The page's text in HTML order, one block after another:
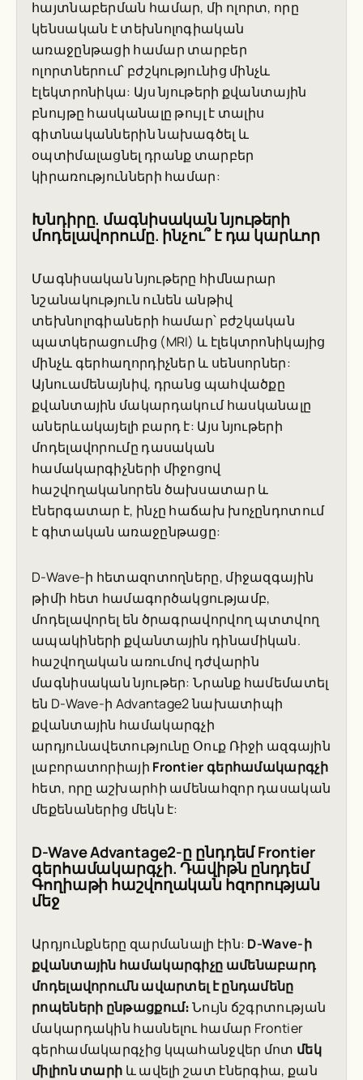
հայտնաբերման համար, մի ոլորտ, որը
կենսական է տեխնոլոգիական
առաջընթացի համար տարբեր
ոլորտներում՝ բժշկությունից մինչև
էլեկտրոնիկա: Այս նյութերի քվանտային
բնույթը հասկանալը թույլ է տալիս
գիտնականներին նախագծել և
օպտիմալացնել դրանք տարբեր
կիրառությունների համար:
Խնդիրը. մագնիսական նյութերի
մոդելավորումը. ինչու՞ է դա կարևոր
Մագնիսական նյութերը հիմնարար
նշանակություն ունեն անթիվ
տեխնոլոգիաների համար՝ բժշկական
պատկերացումից (MRI) և էլեկտրոնիկայից
մինչև գերհաղորդիչներ և սենսորներ:
Այնուամենայնիվ, դրանց պահվածքը
քվանտային մակարդակում հասկանալը
աներևակայելի բարդ է: Այս նյութերի
մոդելավորումը դասական
համակարգիչների միջոցով
հաշվողականորեն ծախսատար և
էներգատար է, ինչը հաճախ խոչընդոտում
է գիտական առաջընթացը:
D-Wave-ի հետազոտողները, միջազգային
թիմի հետ համագործակցությամբ,
մոդելավորել են ծրագրավորվող պտտվող
ապակիների քվանտային դինամիկան.
հաշվողական առումով դժվարին
մագնիսական նյութեր: Նրանք համեմատել
են D-Wave-ի Advantage2 նախատիպի
քվանտային համակարգչի
արդյունավետությունը Օուք Ռիջի ազգային
լաբորատորիայի Frontier գերհամակարգչի
հետ, որը աշխարհի ամենահզոր դասական
մեքենաներից մեկն է:
D-Wave Advantage2-ը ընդդեմ Frontier
գերհամակարգչի. Դավիթն ընդդեմ
Գողիաթի հաշվողական հզորության
մեջ
Արդյունքները զարմանալի էին: D-Wave-ի
քվանտային համակարգիչը ամենաբարդ
մոդելավորումն ավարտել է ընդամենը
րոպեների ընթացքում։Նույն ճշգրտության
մակարդակին հասնելու համար Frontier
գերհամակարգչից կպահանջվեր մոտ մեկ
միլիոն տարի և ավելի շատ էներգիա, քան